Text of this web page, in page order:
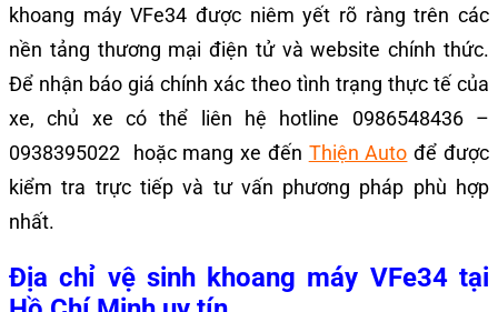
khoang máy VFe34 được niêm yết rõ ràng trên các
nền tảng thương mại điện tử và website chính thức.
Để nhận báo giá chính xác theo tình trạng thực tế của
xe, chủ xe có thể
liên hệ hotline 0986548436 –
0938395022 hoặc mang xe đến Thiện Auto để được
kiểm tra trực tiếp và tư vấn phương pháp phù hợp
nhất.
Địa chỉ vệ sinh khoang máy VFe34 tại